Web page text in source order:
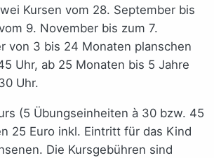
Kursen vom 28. September bis
9. November bis zum 7.
von 3 bis 24 Monaten planschen
Uhr, ab 25 Monaten bis 5 Jahre
Uhr.
(5 Übungseinheiten à 30 bzw. 45
25 Euro inkl. Eintritt für das Kind
Die Kursgebühren sind